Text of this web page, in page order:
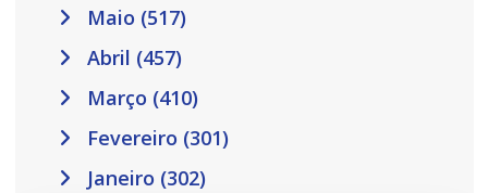
Maio (517)
Abril (457)
Março (410)
Fevereiro (301)
Janeiro (302)